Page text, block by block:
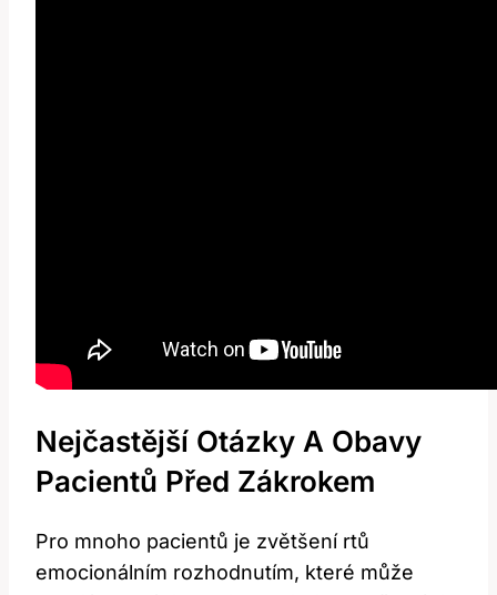
Nejčastější Otázky A Obavy
Pacientů Před Zákrokem
Pro mnoho pacientů je zvětšení rtů
emocionálním rozhodnutím, které může